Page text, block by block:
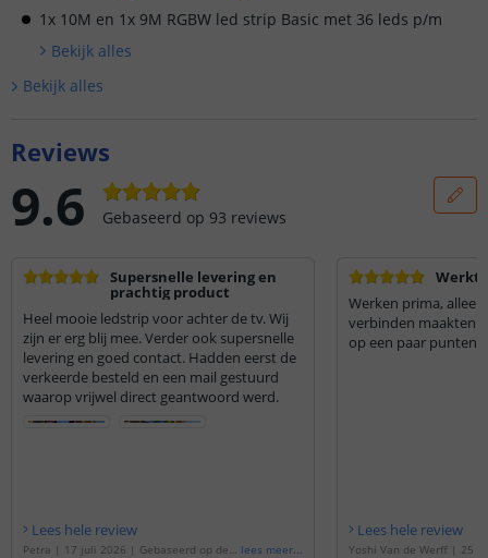
1x 10M en 1x 9M RGBW led strip Basic met 36 leds p/m
Bekijk alles
Bekijk alles
Reviews
9.6 Gebaseerd op 93 reviews
Supersnelle levering en
prachtig product
Heel mooie ledstrip voor achter de tv. Wij
zijn er erg blij mee. Verder ook supersnelle
levering en goed contact. Hadden eerst de
verkeerde besteld en een mail gestuurd
waarop vrijwel direct geantwoord werd.
Lees hele review
Petra | 17 juli 2026 | Gebaseerd op de lees meer...
Werkt
Werken prima,
verbinden maakten
op een paar punten
Lees hele review
Yoshi Van de Werff| 25